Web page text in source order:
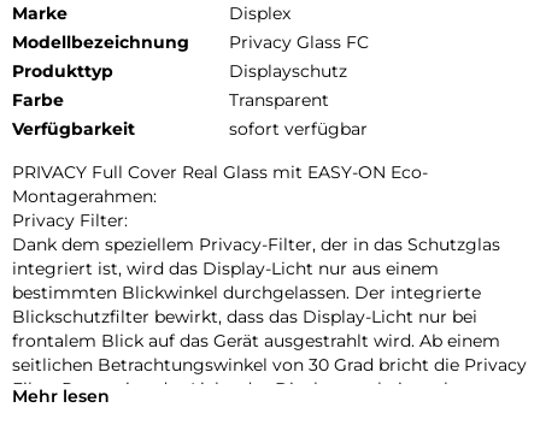
Marke
Displex
Modellbezeichnung
Privacy Glass FC
Produkttyp
Displayschutz
Farbe
Transparent
Verfügbarkeit
sofort verfügbar
PRIVACY Full Cover Real Glass mit EASY-ON Eco-
Montagerahmen:
Privacy Filter:
Dank dem speziellem Privacy-Filter, der in das Schutzglas
integriert ist, wird das Display-Licht nur aus einem
bestimmten Blickwinkel durchgelassen. Der integrierte
Blickschutzfilter bewirkt, dass das Display-Licht nur bei
frontalem Blick auf das Gerät ausgestrahlt wird. Ab einem
seitlichen Betrachtungswinkel von 30 Grad bricht die Privacy
Filter Protection das Licht, das Display erscheint schwarz.
Mehr lesen